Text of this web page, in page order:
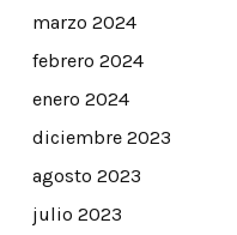
marzo 2024
febrero 2024
enero 2024
diciembre 2023
agosto 2023
julio 2023